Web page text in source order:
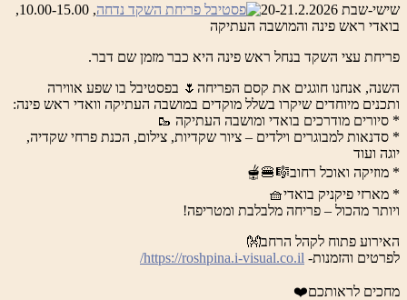
שישי-שבת 20-21.2.2026
, 10.00-15.00,
בואדי ראש פינה והמושבה העתיקה
פריחת עצי השקד בנחל ראש פינה היא כבר מזמן שם דבר.
השנה, אנחנו חוגגים את קסם הפריחה🌷 בפסטיבל בו שפע אווירה
ותכנים מיוחדים שיקרו בשלל מוקדים במושבה העתיקה וואדי ראש פינה:
* סיורים מודרכים בואדי ומושבה העתיקה 🥾
* סדנאות למבוגרים וילדים – ציור שקדיות, צילום, הכנת פרחי שקדיה,
יוגה ועוד
* מוזיקה ואוכל רחוב🎼🍔🫕
* מארזי פיקניק בואדי🧺
ויותר מהכול – פריחה מלבלבת ומטריפה!
האירוע פתוח לקהל הרחב👐
לפרטים והזמנות- https://roshpina.i-visual.co.il/
מחכים לראותכם❤️